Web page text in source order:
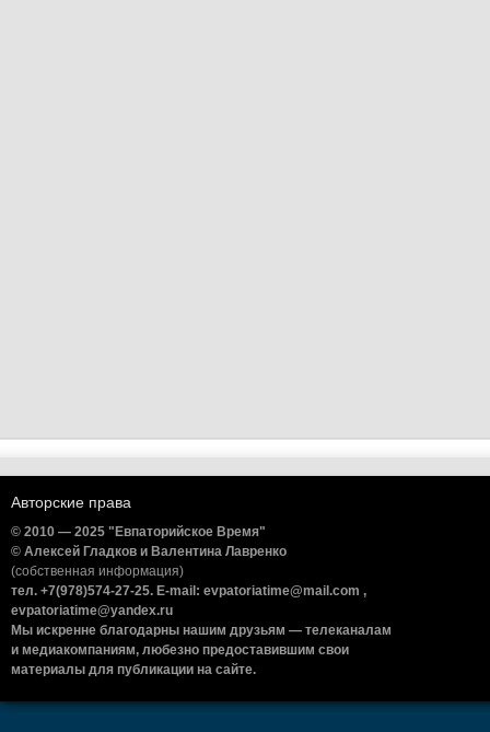
Авторские права
© 2010 — 2025 "Евпаторийское Время"
© Алексей Гладков и Валентина Лавренко
(собственная информация)
тел. +7(978)574-27-25. E-mail: evpatoriatime@mail.com ,
evpatoriatime@yandex.ru
Мы искренне благодарны нашим друзьям — телеканалам
и медиакомпаниям, любезно предоставившим свои
материалы для публикации на сайте.